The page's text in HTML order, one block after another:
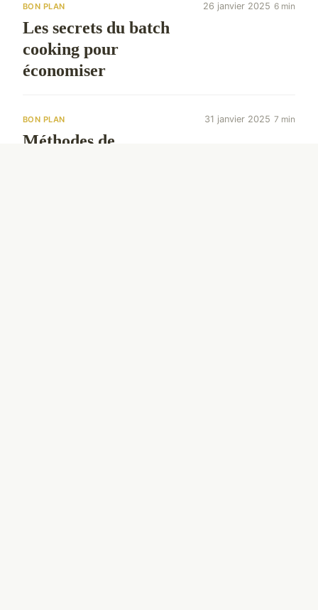
BON PLAN
Les secrets du batch
cooking pour
économiser
26 janvier 2025 6 min
BON PLAN
Méthodes de
31 janvier 2025 7 min